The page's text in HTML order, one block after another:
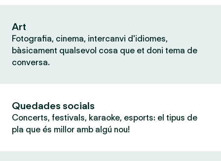
Art
Fotografia, cinema, intercanvi d'idiomes,
bàsicament qualsevol cosa que et doni tema de
conversa.
Quedades socials
Concerts, festivals, karaoke, esports: el tipus de
pla que és millor amb algú nou!